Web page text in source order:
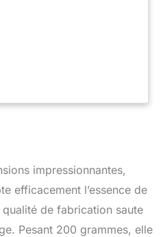
impressionnantes,
efficacement l’essence de
de fabrication saute
Pesant 200 grammes, elle